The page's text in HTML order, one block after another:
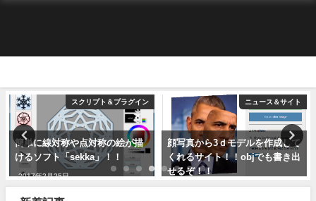
スクリプト＆プラグイン
簡単に線対称や点対称の絵が描
けるソフト「sekka」！！
2017年2月25日
ニュース＆サイト
顔写真から3ｄモデルを作成して
くれるサイト！！objでも書き出
せるぞ！！